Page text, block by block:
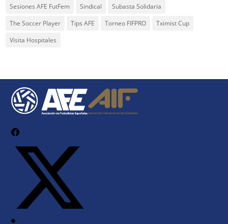
Sesiones AFE FutFem
Sindical
Subasta Solidaria
The Soccer Player
Tips AFE Torneo FIFPRO
Tximist Cup
Visita Hospitales